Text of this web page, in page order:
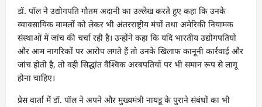
डॉ. पॉल ने उद्योगपति गौतम अदानी का उल्लेख करते हुए कहा कि उनके
व्यावसायिक मामलों को लेकर भी अंतरराष्ट्रीय मंचों तथा अमेरिकी नियामक
संस्थाओं में जांच की चर्चा रही है। उन्होंने कहा कि यदि भारतीय उद्योगपतियों
और आम नागरिकों पर आरोप लगते हैं तो उनके खिलाफ कानूनी कार्रवाई और
जांच होती है, तो वही सिद्धांत वैश्विक अरबपतियों पर भी समान रूप से लागू
होना चाहिए।
प्रेस वार्ता में डॉ. पॉल ने अपने और मुख्यमंत्री नायडू के पुराने संबंधों का भी